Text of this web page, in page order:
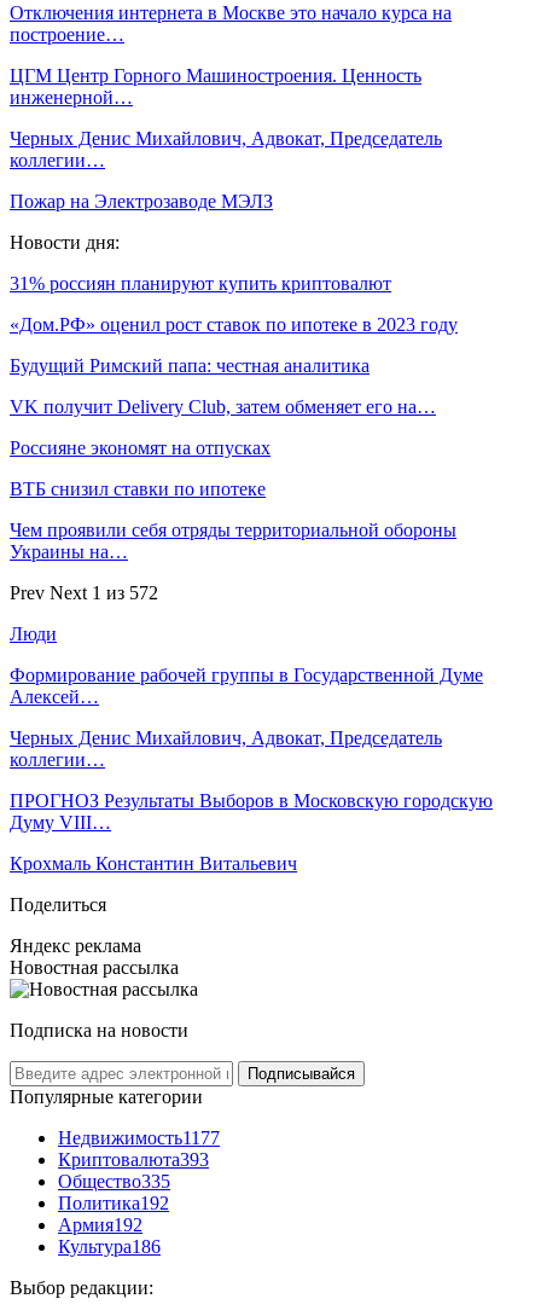
Отключения интернета в Москве это начало курса на
построение…
ЦГМ Центр Горного Машиностроения. Ценность
инженерной…
Черных Денис Михайлович, Адвокат, Председатель
коллегии…
Пожар на Электрозаводе МЭЛЗ
Новости дня:
31% россиян планируют купить криптовалют
«Дом.РФ» оценил рост ставок по ипотеке в 2023 году
Будущий Римский папа: честная аналитика
VK получит Delivery Club, затем обменяет его на…
Россияне экономят на отпусках
ВТБ снизил ставки по ипотеке
Чем проявили себя отряды территориальной обороны
Украины на…
Prev Next 1 из 572
Люди
Формирование рабочей группы в Государственной Думе
Алексей…
Черных Денис Михайлович, Адвокат, Председатель
коллегии…
ПРОГНОЗ Результаты Выборов в Московскую городскую
Думу VIII…
Крохмаль Константин Витальевич
Поделиться
Яндекс реклама
Новостная рассылка
Подписка на новости
Подписывайся
Популярные категории
Недвижимость1177
Криптовалюта393
Общество335
Политика192
Армия192
Культура186
Выбор редакции: